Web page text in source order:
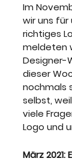
Im
wir uns für
richtiges
meldeten
Designer-
dieser
nochmals
selbst,
viele
Logo und
März